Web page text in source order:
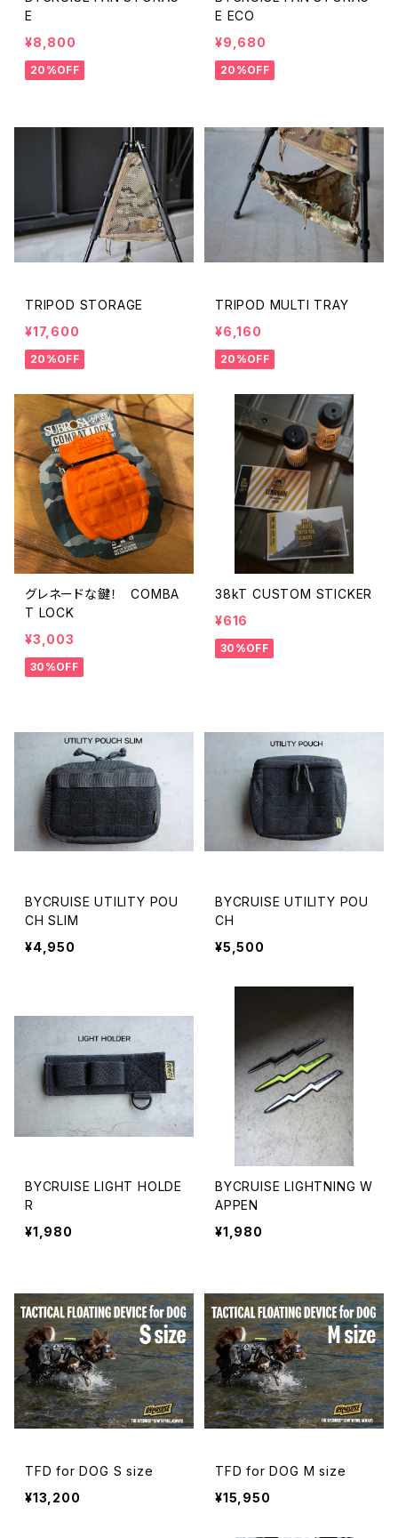
E
¥8,800
20%OFF
E ECO
¥9,680
20%OFF
TRIPOD STORAGE
¥17,600
20%OFF
TRIPOD MULTI TRAY
¥6,160
20%OFF
グレネードな鍵！ COMBA
T LOCK
¥3,003
30%OFF
38kT CUSTOM STICKER
¥616
30%OFF
BYCRUISE UTILITY POU
CH SLIM
¥4,950
BYCRUISE UTILITY POU
CH
¥5,500
BYCRUISE LIGHT HOLDE
R
¥1,980
BYCRUISE LIGHTNING W
APPEN
¥1,980
TFD for DOG S size
¥13,200
TFD for DOG M size
¥15,950